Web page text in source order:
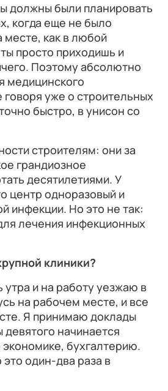
должны были планировать
когда еще не было
месте, как в любой
просто приходишь и
Поэтому абсолютно
медицинского
говоря уже о строительных
быстро, в унисон со
строителям: они за
грандиозное
десятилетиями. У
центр одноразовый и
инфекции. Но это не так:
лечения инфекционных
клиники?
и на работу уезжаю в
на рабочем месте, и все
Я принимаю доклады
начинается
бухгалтерию.
один-два раза в